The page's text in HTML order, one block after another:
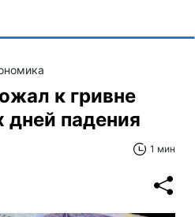
к гривне
дней падения
1 мин